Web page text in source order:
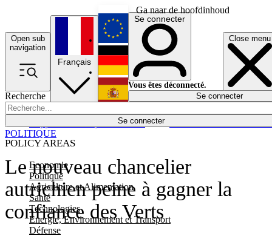
Ga naar de hoofdinhoud
Open sub
navigation
Close menu
Recherche
Se connecter
POLICY AREAS
Economie
Politique
Agriculture et Alimentation
Santé
Technologies
Energie, Environnement et Transport
Défense
Économie
Français
English
Deutsch
Español
Se connecter
Vous êtes déconnecté.
Se connecter
Le nouveau chancelier
autrichien peine à gagner la
confiance des Verts
POLITIQUE